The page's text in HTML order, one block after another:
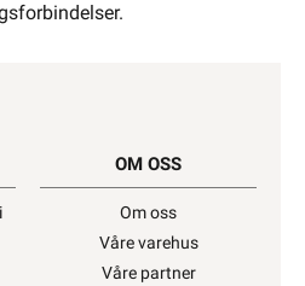
OM OSS
Om oss
Våre varehus
Våre partner